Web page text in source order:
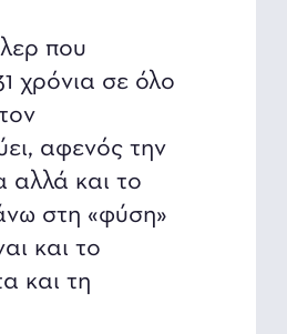
που
χρόνια σε όλο
αφενός την
αλλά και το
στη «φύση»
και το
και τη